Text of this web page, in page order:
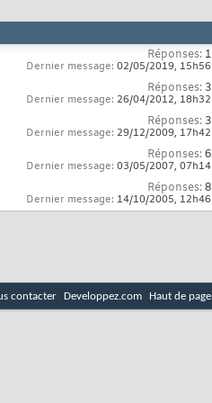
Réponses: 1
Dernier message: 02/05/2019, 15h56
Réponses: 3
Dernier message: 26/04/2012, 18h32
Réponses: 3
Dernier message: 29/12/2009, 17h42
Réponses:6
Dernier message: 03/05/2007, 07h14
Réponses:8
Dernier message: 14/10/2005, 12h46
contacter Developpez.com Haut de page